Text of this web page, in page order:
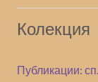
Колекция
Публикации: